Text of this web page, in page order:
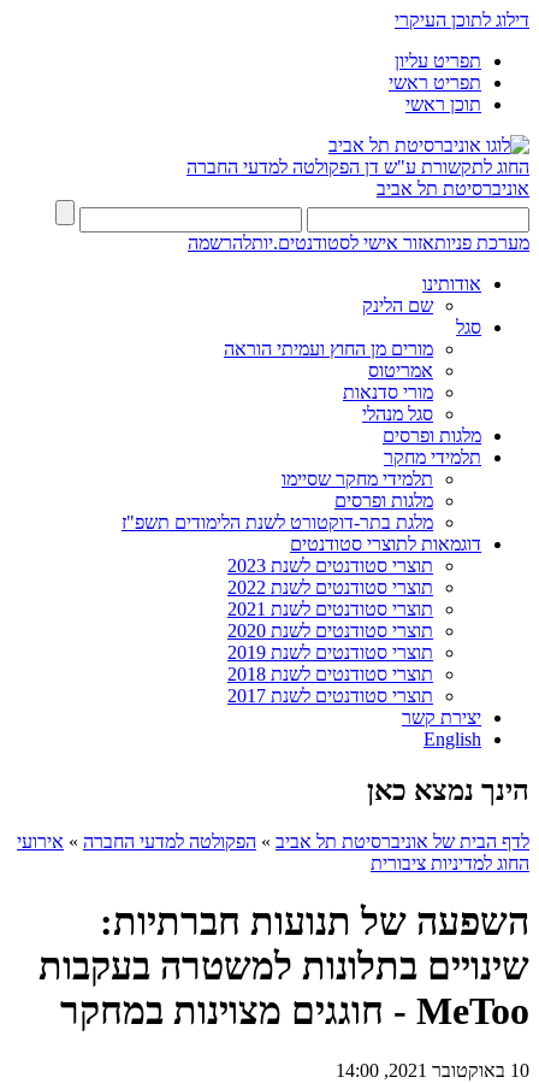
דילוג לתוכן העיקרי
תפריט עליון
תפריט ראשי
תוכן ראשי
החוג לתקשורת ע"ש דן הפקולטה למדעי החברה
אוניברסיטת תל אביב
מערכת פניותאזור אישי לסטודנטים.יותלהרשמה
אודותינו
שם הלינק
סגל
מורים מן החוץ ועמיתי הוראה
אמריטוס
מורי סדנאות
סגל מנהלי
מלגות ופרסים
תלמידי מחקר
תלמידי מחקר שסיימו
מלגות ופרסים
מלגת בתר-דוקטורט לשנת הלימודים תשפ"ז
דוגמאות לתוצרי סטודנטים
תוצרי סטודנטים לשנת 2023
תוצרי סטודנטים לשנת 2022
תוצרי סטודנטים לשנת 2021
תוצרי סטודנטים לשנת 2020
תוצרי סטודנטים לשנת 2019
תוצרי סטודנטים לשנת 2018
תוצרי סטודנטים לשנת 2017
יצירת קשר
English
הינך נמצא כאן
לדף הבית של אוניברסיטת תל אביב » הפקולטה למדעי החברה » אירועי
החוג למדיניות ציבורית
השפעה של תנועות חברתיות:
שינויים בתלונות למשטרה בעקבות
MeToo - חוגגים מצוינות במחקר
10 באוקטובר 2021, 14:00